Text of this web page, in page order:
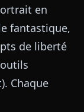
en
fantastique,
de liberté
Chaque